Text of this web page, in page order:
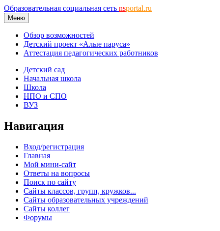
Образовательная социальная сеть nsportal.ru
Меню
Обзор возможностей
Детский проект «Алые паруса»
Аттестация педагогических работников
Детский сад
Начальная школа
Школа
НПО и СПО
ВУЗ
Навигация
Вход/регистрация
Главная
Мой мини-сайт
Ответы на вопросы
Поиск по сайту
Сайты классов, групп, кружков...
Сайты образовательных учреждений
Сайты коллег
Форумы